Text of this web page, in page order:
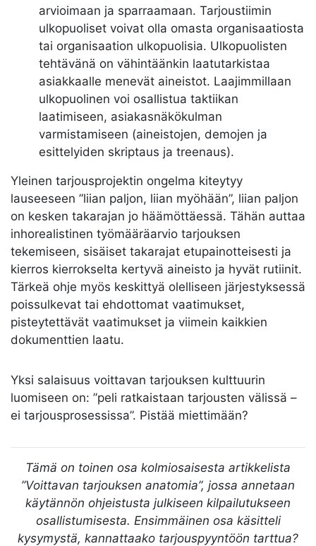
arvioimaan ja sparraamaan. Tarjoustiimin
ulkopuoliset voivat olla omasta organisaatiosta
tai organisaation ulkopuolisia. Ulkopuolisten
tehtävänä on vähintäänkin laatutarkistaa
asiakkaalle menevät aineistot. Laajimmillaan
ulkopuolinen voi osallistua taktiikan
laatimiseen, asiakasnäkökulman
varmistamiseen (aineistojen, demojen ja
esittelyiden skriptaus ja treenaus).
Yleinen tarjousprojektin ongelma kiteytyy
lauseeseen ”liian paljon, liian myöhään”, liian paljon
on kesken takarajan jo häämöttäessä. Tähän auttaa
inhorealistinen työmääräarvio tarjouksen
tekemiseen, sisäiset takarajat etupainotteisesti ja
kierros kierrokselta kertyvä aineisto ja hyvät rutiinit.
Tärkeä ohje myös keskittyä olelliseen järjestyksessä
poissulkevat tai ehdottomat vaatimukset,
pisteytettävät vaatimukset ja viimein kaikkien
dokumenttien laatu.
Yksi salaisuus voittavan tarjouksen kulttuurin
luomiseen on: ”peli ratkaistaan tarjousten välissä –
ei tarjousprosessissa”. Pistää miettimään?
Tämä on toinen osa kolmiosaisesta artikkelista
”Voittavan tarjouksen anatomia”, jossa annetaan
käytännön ohjeistusta julkiseen kilpailutukseen
osallistumisesta. Ensimmäinen osa käsitteli
kysymystä, kannattaako tarjouspyyntöön tarttua?